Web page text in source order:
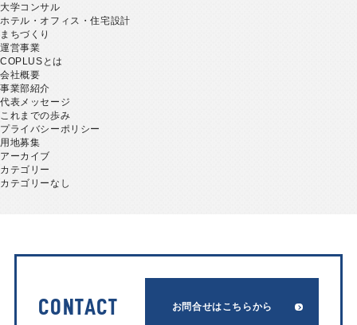
大学コンサル
ホテル・オフィス・住宅設計
まちづくり
運営事業
COPLUSとは
会社概要
事業部紹介
代表メッセージ
これまでの歩み
プライバシーポリシー
用地募集
アーカイブ
カテゴリー
カテゴリーなし
CONTACT お問合せはこちらから